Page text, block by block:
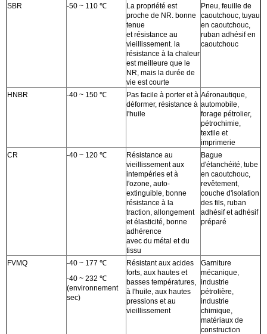
SBR -50 ~ 110 ℃
La propriété est
proche de NR. bonne
tenue
et résistance au
vieillissement. la
résistance à la chaleur
est meilleure que le
NR, mais la durée de
vie est courte
Pneu, feuille de
caoutchouc, tuyau
en caoutchouc,
ruban adhésif en
caoutchouc
HNBR -40 ~ 150 ℃
Pas facile à porter et à
déformer, résistance à
l'huile
Aéronautique,
automobile,
forage pétrolier,
pétrochimie,
textile et
imprimerie
CR
-40 ~ 120 ℃
Résistance au
vieillissement aux
intempéries et à
l'ozone, auto-
extinguible, bonne
résistance à la
traction, allongement
et élasticité, bonne
adhérence
avec du métal et du
tissu
Bague
d'étanchéité, tube
en caoutchouc,
revêtement,
couche d'isolation
des fils, ruban
adhésif et adhésif
préparé
FVMQ
-40 ~ 177 ℃
-40 ~ 232 ℃
(environnement
sec)
Résistant aux acides
forts, aux hautes et
basses températures,
à l'huile, aux hautes
pressions et au
vieillissement
Garniture
mécanique,
industrie
pétrolière,
industrie
chimique,
matériaux de
construction